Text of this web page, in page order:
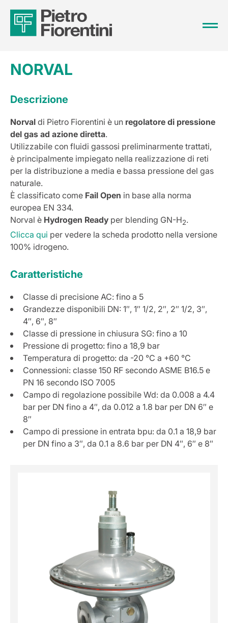
NORVAL
Descrizione
Norval di Pietro Fiorentini è un regolatore di pressione
del gas ad azione diretta.
Utilizzabile con fluidi gassosi preliminarmente trattati,
è principalmente impiegato nella realizzazione di reti
per la distribuzione a media e bassa pressione del gas
naturale.
È classificato come Fail Open in base alla norma
europea EN 334.
Norval è Hydrogen Ready per blending GN-H2.
Clicca qui per vedere la scheda prodotto nella versione
100% idrogeno.
Caratteristiche
Classe di precisione AC: fino a 5
Grandezze disponibili DN: 1″, 1″ 1/2, 2″, 2″ 1/2, 3″,
4″, 6″, 8″
Classe di pressione in chiusura SG: fino a 10
Pressione di progetto: fino a 18,9 bar
Temperatura di progetto: da -20 °C a +60 °C
Connessioni: classe 150 RF secondo ASME B16.5 e
PN 16 secondo ISO 7005
Campo di regolazione possibile Wd: da 0.008 a 4.4
bar per DN fino a 4″, da 0.012 a 1.8 bar per DN 6″ e
8″
Campo di pressione in entrata bpu: da 0.1 a 18,9 bar
per DN fino a 3″, da 0.1 a 8.6 bar per DN 4″, 6″ e 8″